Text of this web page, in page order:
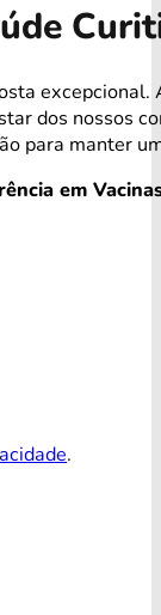
dos nossos
para manter
em
.